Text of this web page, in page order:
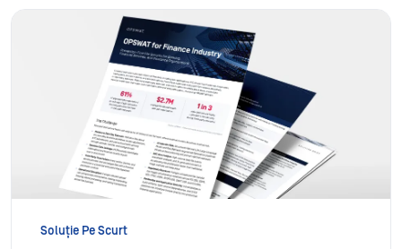
Soluție Pe Scurt